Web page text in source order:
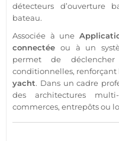
détecteurs d’ouverture
bateau.
Associée à une
connectée ou à un
permet de
conditionnelles, renforçant
yacht. Dans un cadre
des architectures
commerces, entrepôts ou